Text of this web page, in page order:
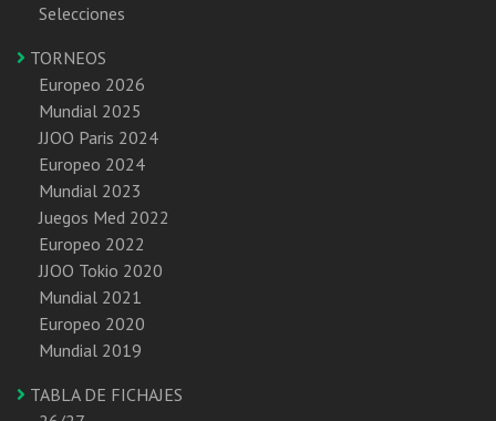
Selecciones
TORNEOS
Europeo 2026
Mundial 2025
JJOO Paris 2024
Europeo 2024
Mundial 2023
Juegos Med 2022
Europeo 2022
JJOO Tokio 2020
Mundial 2021
Europeo 2020
Mundial 2019
TABLA DE FICHAJES